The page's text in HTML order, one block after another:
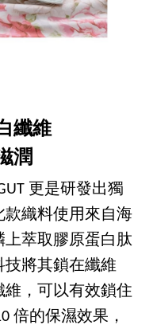
纖維
潤
更是研發出獨
款織料使用來自海
上萃取膠原蛋白肽
技將其鎖在纖維
維，可以有效鎖住
倍的保濕效果，